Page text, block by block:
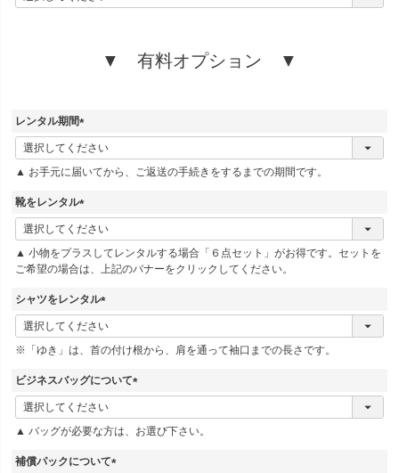
必
▼ 有料オプション ▼
レンタル期間
(
必
須
▲ お手元に届いてから、ご返送の手続きをするまでの期間です。
靴をレンタル
(
必
須
)
▲ 小物をプラスしてレンタルする場合「６点セット」がお得です。セットを
ご希望の場合は、上記のバナーをクリックしてください。
シャツをレンタル
(
必
須
※「ゆき」は、首の付け根から、肩を通って袖口までの長さです。
ビジネスバッグについて
(
必
須
▲ バッグが必要な方は、お選び下さい。
補償パックについて